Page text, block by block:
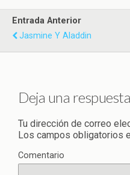
Entrada Anterior
Jasmine Y Aladdin
Deja una respuesta
Tu dirección de correo
Los campos obligatorios
Comentario